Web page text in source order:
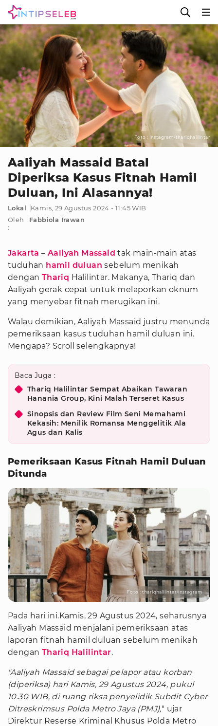
Foto : Instagram/thariqhalilintar
Aaliyah Massaid Batal
Diperiksa Kasus Fitnah Hamil
Duluan, Ini Alasannya!
Lokal
Kamis, 29 Agustus 2024 - 11:45 WIB
Oleh
:
Fabbiola Irawan
Jakarta –Aaliyah Massaid tak main-main atas
tuduhan hamil duluan sebelum menikah
dengan Thariq Halilintar. Makanya, Thariq dan
Aaliyah gerak cepat untuk melaporkan oknum
yang menyebar fitnah merugikan ini.
Walau demikian, Aaliyah Massaid justru menunda
pemeriksaan kasus tuduhan hamil duluan ini.
Mengapa? Scroll selengkapnya!
Baca Juga :
Thariq Halilintar Sempat Abaikan Tawaran
Hanania Group, Kini Malah Terseret Kasus
Sinopsis dan Review Film Seni Memahami
Kekasih: Menilik Romansa Menggelitik Ala
Agus dan Kalis
Pemeriksaan Kasus Fitnah Hamil Duluan
Ditunda
Foto : thariqhalilintar/instagram
Pada hari ini.Kamis, 29 Agustus 2024, seharusnya
Aaliyah Massaid menjalani pemeriksaan atas
laporan fitnah hamil duluan sebelum menikah
dengan Thariq Halilintar.
"Aaliyah Massaid sebagai pelapor atau korban
(diperiksa) hari Kamis, 29 Agustus 2024, pukul
10.30 WIB, di ruang riksa penyelidik Subdit Cyber
Ditreskrimsus Polda Metro Jaya (PMJ)," ujar
Direktur Reserse Kriminal Khusus Polda Metro